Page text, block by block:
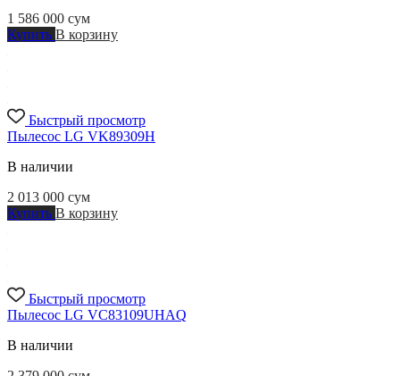
1 586 000 сум
Купить В корзину
Быстрый просмотр
Пылесос LG VK89309H
В наличии
2 013 000 сум
Купить В корзину
Быстрый просмотр
Пылесос LG VC83109UHAQ
В наличии